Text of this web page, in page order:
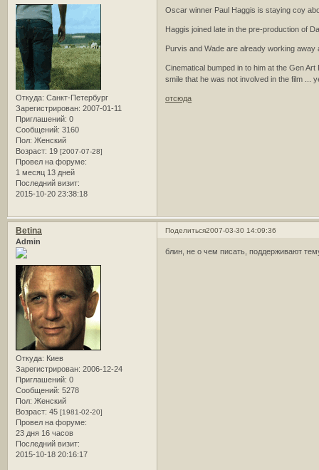
Откуда: Санкт-Петербург
Зарегистрирован: 2007-01-11
Приглашений: 0
Сообщений: 3160
Пол: Женский
Возраст: 19 [2007-07-28]
Провел на форуме:
1 месяц 13 дней
Последний визит:
2015-10-20 23:38:18
Oscar winner Paul Haggis is staying coy
Haggis joined late in the pre-production of
Purvis and Wade are already working
Cinematical bumped in to him at the Gen
smile that he was not involved in the film ...
отсюда
Поделиться2007-03-30 14:09:36
Betina
Admin
Откуда: Киев
Зарегистрирован: 2006-12-24
Приглашений: 0
Сообщений: 5278
Пол: Женский
Возраст: 45 [1981-02-20]
Провел на форуме:
23 дня 16 часов
Последний визит:
2015-10-18 20:16:17
блин, не о чем писать, поддерживают